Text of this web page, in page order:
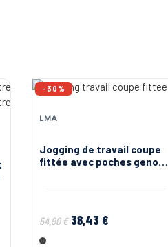
LMA
Jogging de travail coupe
fittée avec poches genoux
54,90 € 38,43 €
-30%